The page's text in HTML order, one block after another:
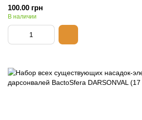
100.00 грн
В наличии